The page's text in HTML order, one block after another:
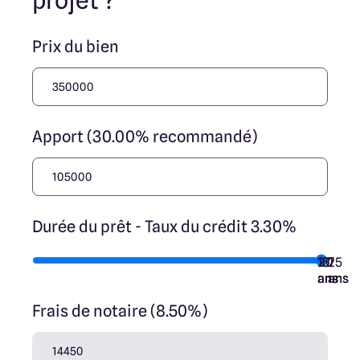
nos partenaires fonciers.
Prix du bien
Apport (30.00% recommandé)
Durée du prêt - Taux du crédit 3.30%
7
ans
10
ans
15
ans
20
ans
25
ans
Frais de notaire (8.50%)